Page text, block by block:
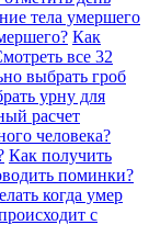
тела умершего
Как
все 32
выбрать гроб
урну для
расчет
человека?
Как получить
поминки?
когда умер
с